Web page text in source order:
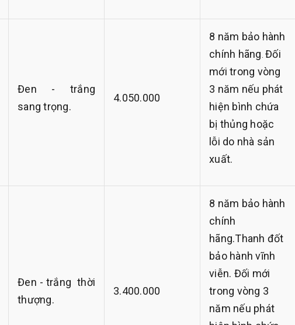
Đen - trắng
sang trọng.
4.050.000
8 năm bảo hành
chính hãng. Đối
mới trong vòng
3 năm nếu phát
hiện bình chứa
bị thủng hoặc
lỗi do nhà sản
xuất.
Đen - trắng thời
thượng.
3.400.000
8 năm bảo hành
chính
hãng.Thanh đốt
bảo hành vĩnh
viễn. Đối mới
trong vòng 3
năm nếu phát